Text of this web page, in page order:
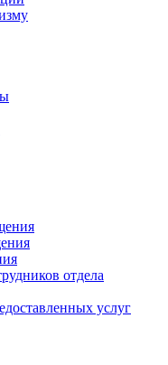
отдела
услуг